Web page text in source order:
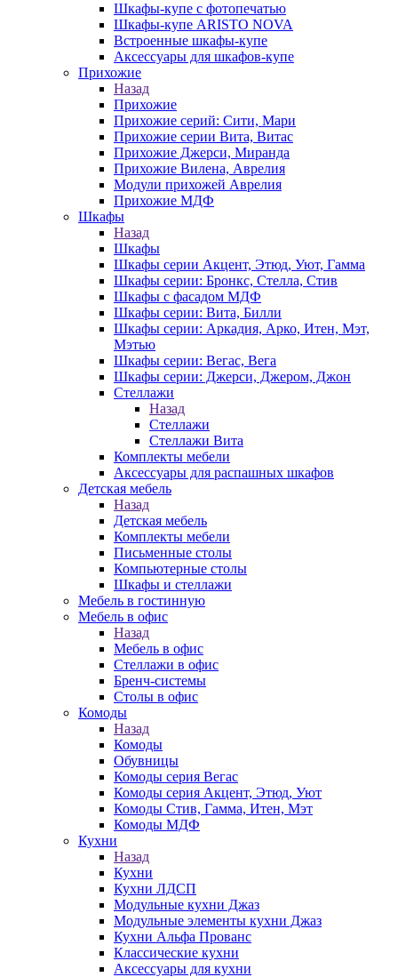
Шкафы-купе с фотопечатью
Шкафы-купе ARISTO NOVA
Встроенные шкафы-купе
Аксессуары для шкафов-купе
Прихожие
Назад
Прихожие
Прихожие серий: Сити, Мари
Прихожие серии Вита, Витас
Прихожие Джерси, Миранда
Прихожие Вилена, Аврелия
Модули прихожей Аврелия
Прихожие МДФ
Шкафы
Назад
Шкафы
Шкафы серии Акцент, Этюд, Уют, Гамма
Шкафы серии: Бронкс, Стелла, Стив
Шкафы с фасадом МДФ
Шкафы серии: Вита, Билли
Шкафы серии: Аркадия, Арко, Итен, Мэт,
Мэтью
Шкафы серии: Вегас, Вега
Шкафы серии: Джерси, Джером, Джон
Стеллажи
Назад
Стеллажи
Стеллажи Вита
Комплекты мебели
Аксессуары для распашных шкафов
Детская мебель
Назад
Детская мебель
Комплекты мебели
Письменные столы
Компьютерные столы
Шкафы и стеллажи
Мебель в гостинную
Мебель в офис
Назад
Мебель в офис
Стеллажи в офис
Бренч-системы
Столы в офис
Комоды
Назад
Комоды
Обувницы
Комоды серия Вегас
Комоды серия Акцент, Этюд, Уют
Комоды Стив, Гамма, Итен, Мэт
Комоды МДФ
Кухни
Назад
Кухни
Кухни ЛДСП
Модульные кухни Джаз
Модульные элементы кухни Джаз
Кухни Альфа Прованс
Классические кухни
Аксессуары для кухни